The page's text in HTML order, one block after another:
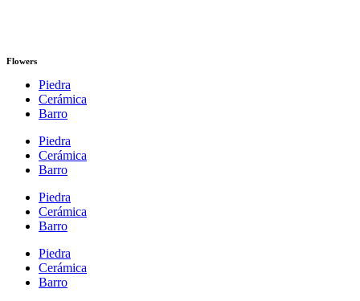
Flowers
Piedra
Cerámica
Barro
Piedra
Cerámica
Barro
Piedra
Cerámica
Barro
Piedra
Cerámica
Barro